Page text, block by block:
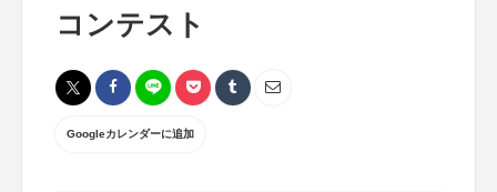
コンテスト
Googleカレンダーに追加